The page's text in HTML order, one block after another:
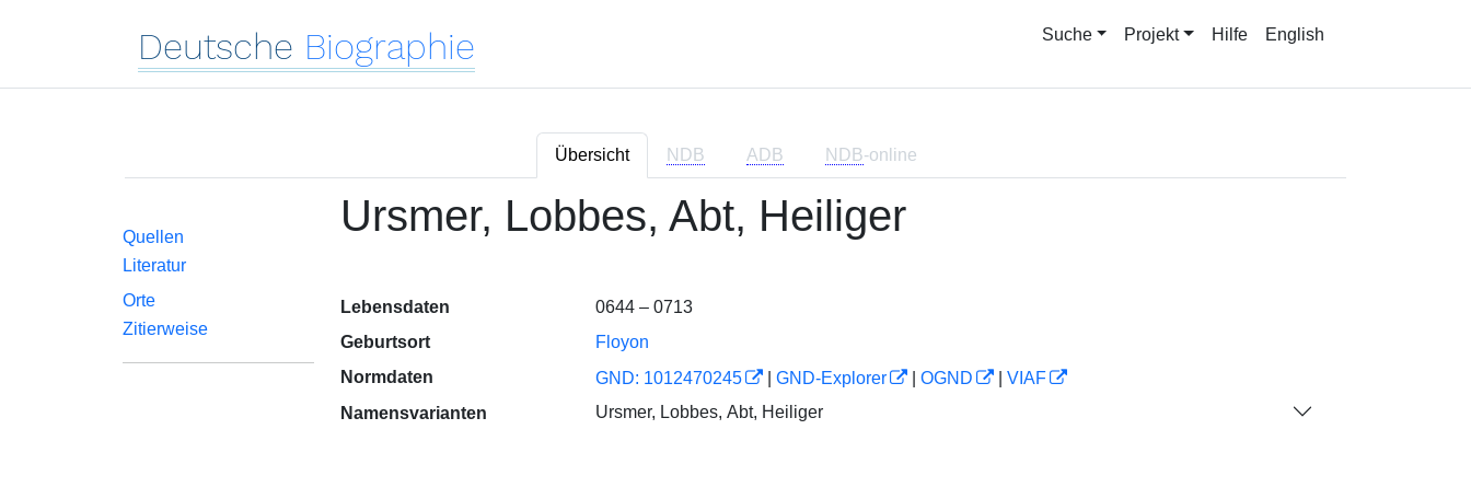
Deutsche Biographie Suche Projekt Hilfe English
Übersicht NDB ADB NDB-online
Quellen
Literatur
Orte
Zitierweise
Ursmer, Lobbes, Abt, Heiliger
Lebensdaten
0644 – 0713
Geburtsort
Floyon
Normdaten
GND: 1012470245 GND-Explorer OGND
VIAF
Namensvarianten
Ursmer, Lobbes, Abt, Heiliger